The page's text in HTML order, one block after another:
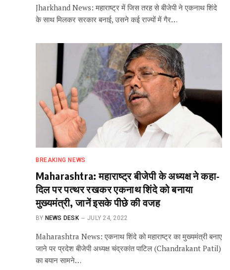
Jharkhand News: महाराष्ट्र में जिस तरह से बीजेपी ने एकनाथ शिंदे
के साथ मिलकर सरकार बनाई, उसने कई राज्यों में गैर…
BREAKING NEWS
Maharashtra: महाराष्ट्र बीजेपी के अध्यक्ष ने कहा-
दिल पर पत्थर रखकर एकनाथ शिंदे को बनाया
मुख्यमंत्री, जानें इसके पीछे की वजह
BY NEWS DESK JULY 24, 2022
Maharashtra News: एकनाथ शिंदे को महाराष्ट्र का मुख्यमंत्री बनाए
जाने पर प्रदेश बीजेपी अध्यक्ष चंद्रकांत पाटिल (Chandrakant Patil)
का बयान सामने…